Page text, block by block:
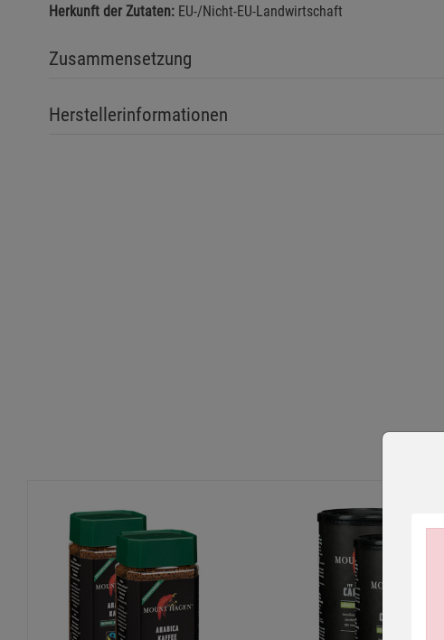
Herkunft der Zutaten: EU-/Nicht-EU-Landwirtschaft
Zusammensetzung
Herstellerinformationen